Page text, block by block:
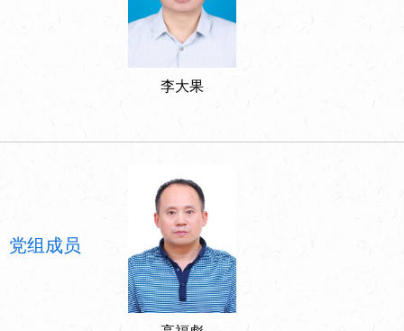
李大果
党组成员